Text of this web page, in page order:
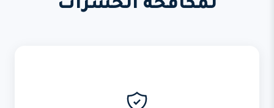
لمكافحة الحشرات